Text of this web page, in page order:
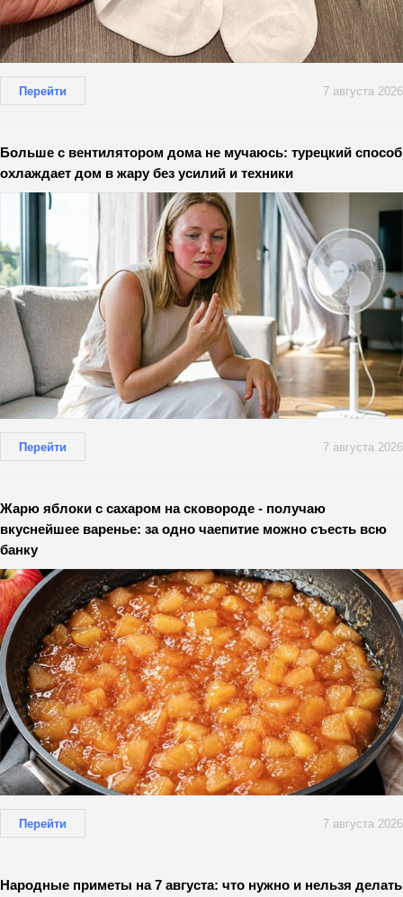
Перейти 7 августа 2026
Больше с вентилятором дома не мучаюсь: турецкий способ
охлаждает дом в жару без усилий и техники
Перейти 7 августа 2026
Жарю яблоки с сахаром на сковороде - получаю
вкуснейшее варенье: за одно чаепитие можно съесть всю
банку
Перейти 7 августа 2026
Народные приметы на 7 августа: что нужно и нельзя делать